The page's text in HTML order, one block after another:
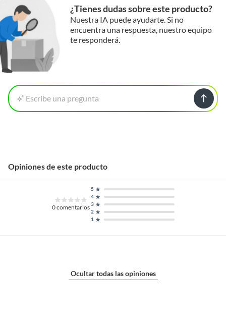
¿Tienes dudas sobre este producto?
Nuestra IA puede ayudarte. Si no
encuentra una respuesta, nuestro equipo
te responderá.
Escribe una pregunta
Opiniones de este producto
0comentarios
1
2
3
4
5
Ocultar todas las opiniones